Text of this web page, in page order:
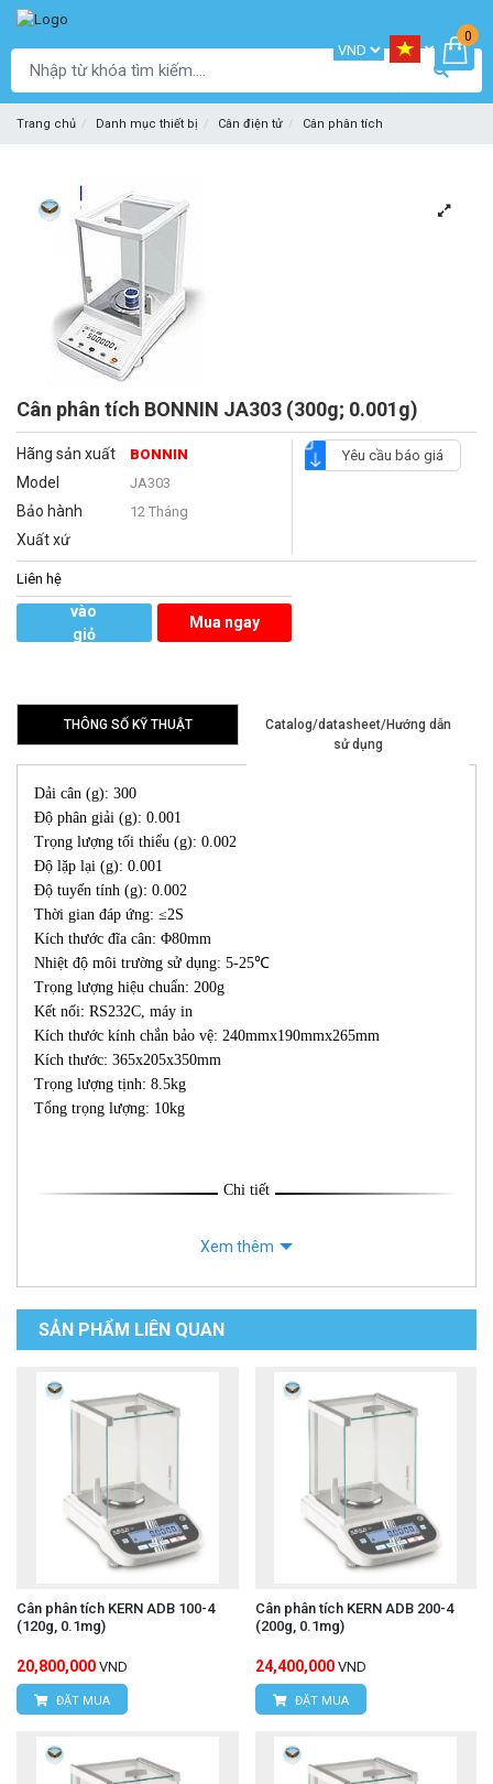
0
Trang chủ Danh mục thiết bị Cân điện tử Cân phân tích
Cân phân tích BONNIN JA303 (300g; 0.001g)
Hãng sản xuất BONNIN
Model JA303
Bảo hành 12 Tháng
Xuất xứ
Yêu cầu báo giá
Liên hệ
vào
giỏ
Mua ngay
THÔNG SỐ KỸ THUẬT
Catalog/datasheet/Hướng dẫn
sử dụng
Dải cân (g): 300
Độ phân giải (g): 0.001
Trọng lượng tối thiểu (g): 0.002
Độ lặp lại (g): 0.001
Độ tuyến tính (g): 0.002
Thời gian đáp ứng: ≤2S
Kích thước đĩa cân: Φ80mm
Nhiệt độ môi trường sử dụng: 5-25℃
Trọng lượng hiệu chuẩn: 200g
Kết nối: RS232C, máy in
Kích thước kính chắn bảo vệ: 240mmx190mmx265mm
Kích thước: 365x205x350mm
Trọng lượng tịnh: 8.5kg
Tổng trọng lượng: 10kg
Chi tiết
Xem thêm
SẢN PHẨM LIÊN QUAN
Cân phân tích KERN ADB 100-4
(120g, 0.1mg)
20,800,000 VND
ĐẶT MUA
Cân phân tích KERN ADB 200-4
(200g, 0.1mg)
24,400,000 VND
ĐẶT MUA